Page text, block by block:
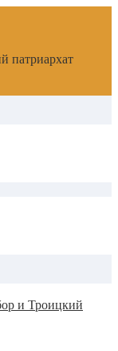
патриархат
и Троицкий